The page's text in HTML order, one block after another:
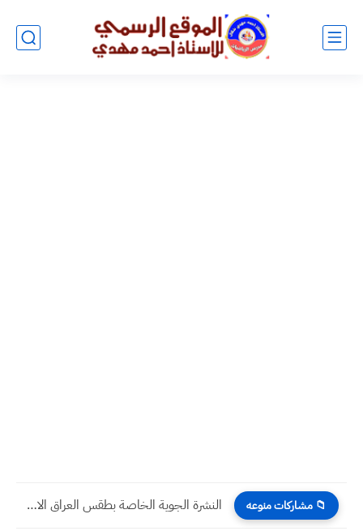
📁 مشاركات منوعه أسئلة امتحان نصف السنة السادس الادبي جميع المواد